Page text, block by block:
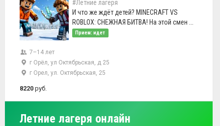
#Летние лагеря
И что же ждёт детей? MINECRAFT VS
ROBLOX: СНЕЖНАЯ БИТВА! На этой смен ...
Прием: идет
7–14 лет
г Орёл, ул Октябрьская, д 25
г Орел, ул. Октябрьская, 25
8220 руб.
Летние лагеря онлайн